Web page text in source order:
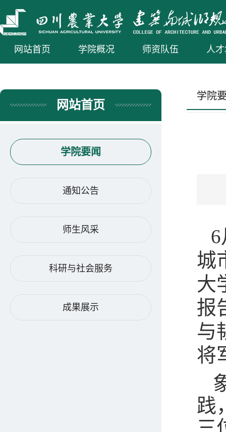
网站首页 学院概况 师资队伍 人
网站首页
学院要闻
通知公告
师生风采
科研与社会服务
成果展示
学院
城
大
报
与
将
践